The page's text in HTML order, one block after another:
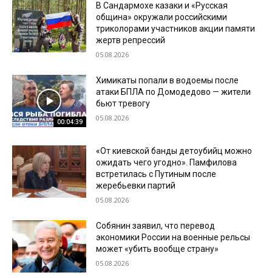
В Сандармохе казаки и «Русская
община» окружали российскими
триколорами участников акции памяти
жертв репрессий
05.08.2026
00:04:39
Химикаты попали в водоемы после
атаки БПЛА по Домодедово — жители
бьют тревогу
05.08.2026
«От киевской банды детоубийц можно
ожидать чего угодно». Памфилова
встретилась с Путиным после
жеребьевки партий
05.08.2026
Собянин заявил, что перевод
экономики России на военные рельсы
может «убить вообще страну»
05.08.2026